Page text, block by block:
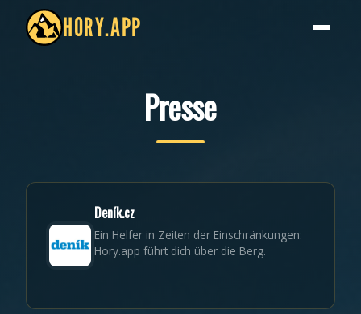
HORY.APP
Presse
Deník.cz
Ein Helfer in Zeiten der Einschränkungen:
Hory.app führt dich über die Berg.